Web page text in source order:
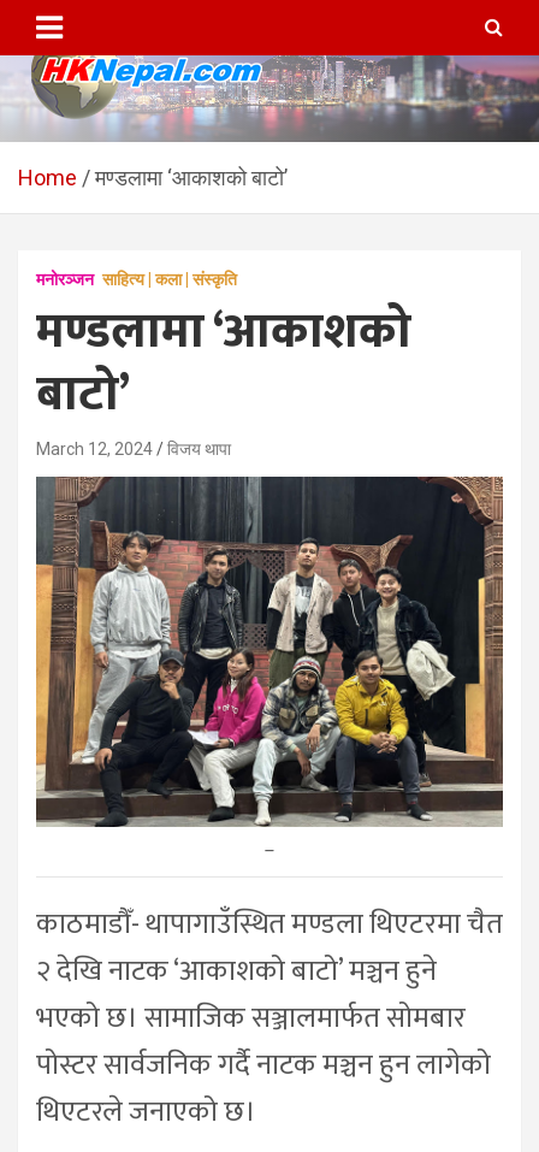
content
HKNepal.com – हङकङबाट
सञ्चालित पहिलो नेपाली अनलाईन
hknepal, hknepal.com, hk nepal, hk nepal com
Home मण्डलामा ‘आकाशको बाटो’
मनोरञ्जन साहित्य | कला | संस्कृति
मण्डलामा ‘आकाशको
बाटो’
March 12, 2024 विजय थापा
–
काठमाडौँ- थापागाउँस्थित मण्डला थिएटरमा चैत
२ देखि नाटक ‘आकाशको बाटो’ मञ्चन हुने
भएको छ। सामाजिक सञ्जालमार्फत सोमबार
पोस्टर सार्वजनिक गर्दै नाटक मञ्चन हुन लागेको
थिएटरले जनाएको छ।